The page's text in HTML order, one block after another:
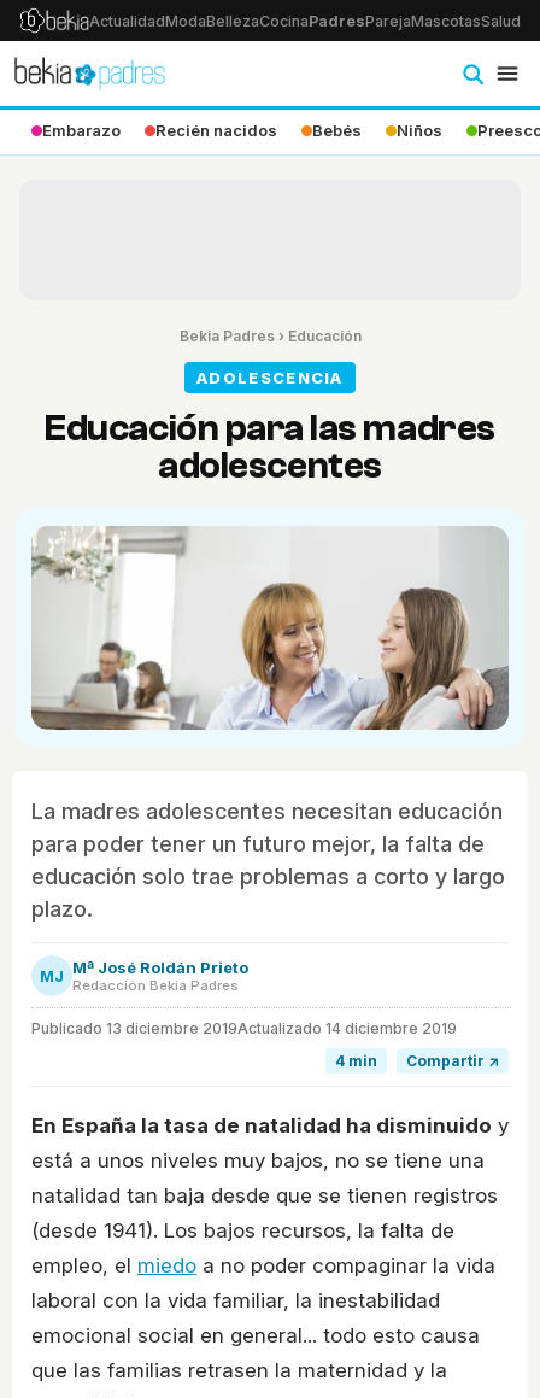
ActualidadModaBellezaCocinaPadresParejaMascotasSalud
Embarazo Recién nacidos Bebés Niños
Bekia Padres› Educación
ADOLESCENCIA
Educación para las madres
adolescentes
La madres adolescentes necesitan educación
para poder tener un futuro mejor, la falta de
educación solo trae problemas a corto y largo
plazo.
MJ Mª José Roldán Prieto
Redacción Bekia Padres
Publicado 13 diciembre 2019Actualizado 14 diciembre 2019
4 min
Compartir ↗
En España la tasa de natalidad ha disminuido y
está a unos niveles muy bajos, no se tiene una
natalidad tan baja desde que se tienen registros
(desde 1941). Los bajos recursos, la falta de
empleo, el miedo a no poder compaginar la vida
laboral con la vida familiar, la inestabilidad
emocional social en general... todo esto causa
que las familias retrasen la maternidad y la